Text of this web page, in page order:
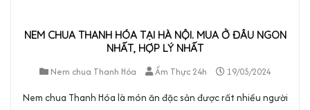
NEM CHUA THANH HÓA TẠI HÀ NỘI. MUA Ở ĐÂU NGON
NHẤT, HỢP LÝ NHẤT
Nem chua Thanh Hóa
Ẩm Thực 24h 19/05/2024
Nem chua Thanh Hóa là món ăn đặc sản được rất nhiều người